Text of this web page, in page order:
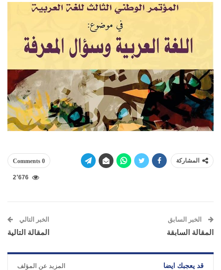
المشاركة 0 Comments
2٬676
الخبر السابق
المقالة السابقة
الخبر التالي
المقالة التالية
قد يعجبك ايضا المزيد عن المؤلف